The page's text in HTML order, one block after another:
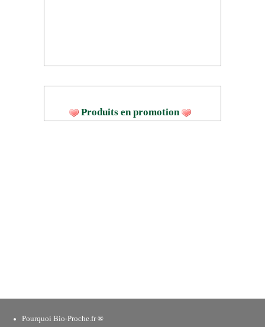
Produits en promotion
Pourquoi Bio-Proche.fr ®